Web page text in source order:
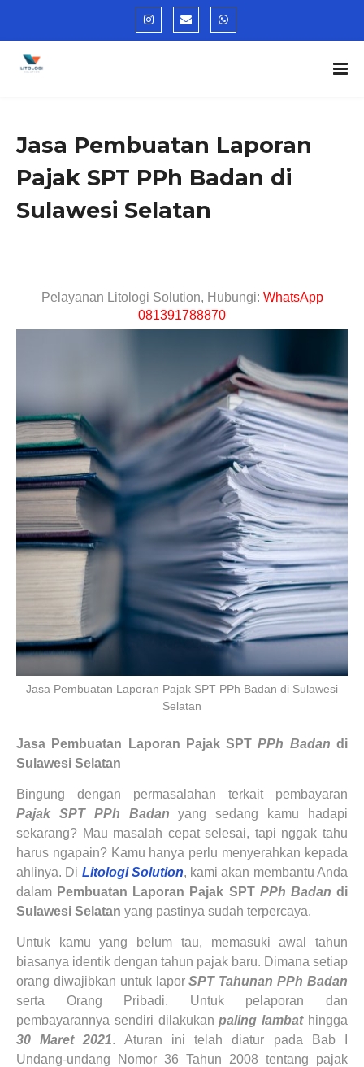
Jasa Pembuatan Laporan
Pajak SPT PPh Badan di
Sulawesi Selatan
Pelayanan Litologi Solution, Hubungi: WhatsApp
081391788870
Jasa Pembuatan Laporan Pajak SPT PPh Badan di Sulawesi
Selatan
Jasa Pembuatan Laporan Pajak SPTPPh Badan di
Sulawesi Selatan
Bingung dengan permasalahan terkait pembayaran
Pajak SPT PPh Badanyang sedang kamu hadapi
sekarang? Mau masalah cepat selesai, tapi nggak tahu
harus ngapain? Kamu hanya perlu menyerahkan kepada
ahlinya. Di Litologi Solution, kami akan membantuAnda
dalam Pembuatan Laporan Pajak SPT PPh Badan di
Sulawesi Selatan yang pastinya sudah terpercaya.
Untuk kamu yang belum tau, memasuki awal tahun
biasanya identik dengan tahun pajak baru. Dimana setiap
orang diwajibkan untuk laporSPT Tahunan PPh Badan
serta Orang Pribadi. Untuk pelaporan dan
pembayarannya sendiri dilakukanpaling lambathingga
30 Maret 2021. Aturan ini telah diatur pada Bab I
Undang-undang Nomor 36 Tahun 2008 tentang pajak